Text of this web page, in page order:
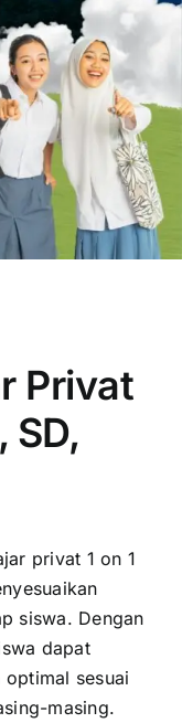
Privat
SD,
privat 1 on 1
siswa. Dengan
dapat
sesuai
masing.